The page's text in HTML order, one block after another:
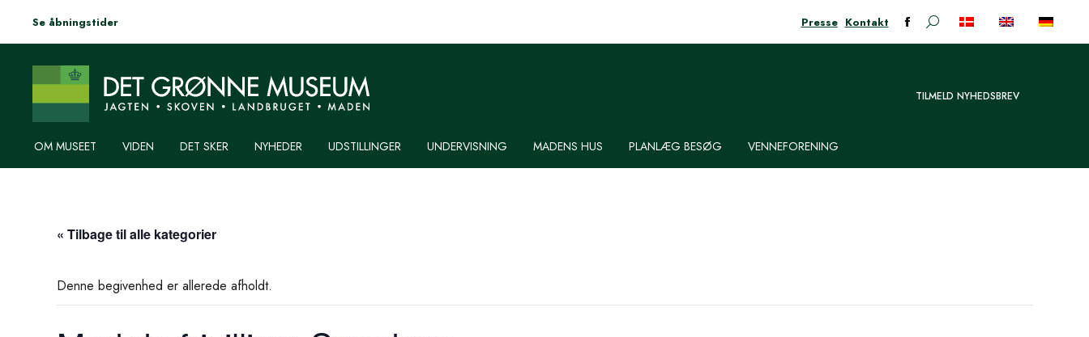
Se åbningstider Presse Kontakt
Facebook-
Søge:
TILMELD NYHEDSBREV
OM MUSEET VIDEN DET SKER NYHEDER UDSTILLINGER UNDERVISNING MADENS HUS PLANLÆG BESØG VENNEFORENING
« Tilbage til alle kategorier
Denne begivenhed er allerede afholdt.